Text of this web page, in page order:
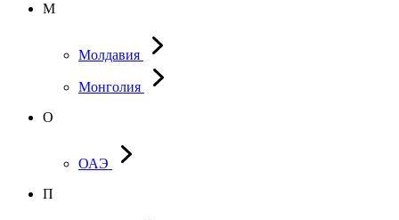
М
Молдавия
Монголия
О
ОАЭ
П